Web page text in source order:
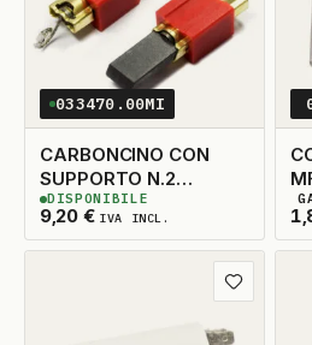
033470.00MI
CARBONCINO CON
SUPPORTO N.2
5X15X30
9,20 € IVA INCL.
3DISPONIBILI
DISPONIBILE 2
Aggiungi ai